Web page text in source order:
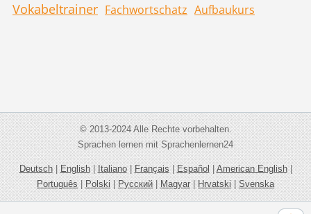
Vokabeltrainer Fachwortschatz Aufbaukurs
© 2013-2024 Alle Rechte vorbehalten.
Sprachen lernen mit Sprachenlernen24
Deutsch|English|Italiano|Français|Español|American English|
Português|Polski|Русский|Magyar|Hrvatski|Svenska